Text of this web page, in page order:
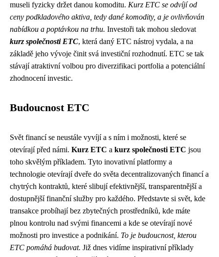
museli fyzicky držet danou komoditu. Kurz ETC se odvíjí od
ceny podkladového aktiva, tedy dané komodity, a je ovlivňován
nabídkou a poptávkou na trhu. Investoři tak mohou sledovat
kurz společnosti ETC, která daný ETC nástroj vydala, a na
základě jeho vývoje činit svá investiční rozhodnutí. ETC se tak
stávají atraktivní volbou pro diverzifikaci portfolia a potenciální
zhodnocení investic.
Budoucnost ETC
Svět financí se neustále vyvíjí a s ním i možnosti, které se
otevírají před námi. Kurz ETC a kurz společnosti ETC jsou
toho skvělým příkladem. Tyto inovativní platformy a
technologie otevírají dveře do světa decentralizovaných financí a
chytrých kontraktů, které slibují efektivnější, transparentnější a
dostupnější finanční služby pro každého. Představte si svět, kde
transakce probíhají bez zbytečných prostředníků, kde máte
plnou kontrolu nad svými financemi a kde se otevírají nové
možnosti pro investice a podnikání. To je budoucnost, kterou
ETC pomáhá budovat. Již dnes vidíme inspirativní příklady